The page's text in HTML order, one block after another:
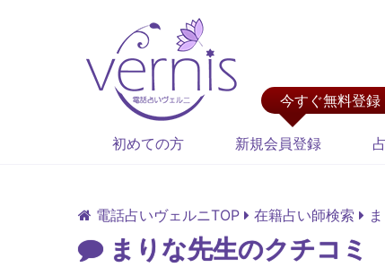
今すぐ無料登録
初めての方 新規会員登録
電話占いヴェルニTOP 在籍占い師検索
まりな先生のクチコミ